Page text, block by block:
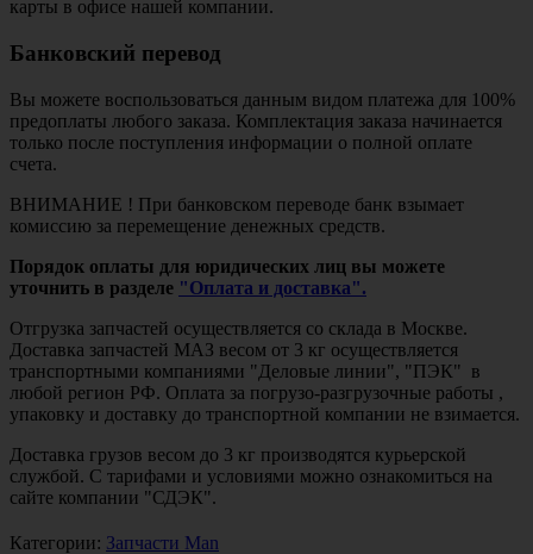
карты в офисе нашей компании.
Банковский перевод
Вы можете воспользоваться данным видом платежа для 100%
предоплаты любого заказа. Комплектация заказа начинается
только после поступления информации о полной оплате
счета.
ВНИМАНИЕ ! При банковском переводе банк взымает
комиссию за перемещение денежных средств.
Порядок оплаты для юридических лиц вы можете
уточнить в разделе "Оплата и доставка".
Отгрузка запчастей осуществляется со склада в Москве.
Доставка запчастей МАЗ весом от 3 кг осуществляется
транспортными компаниями "Деловые линии", "ПЭК" в
любой регион РФ. Оплата за погрузо-разгрузочные работы ,
упаковку и доставку до транспортной компании не взимается.
Доставка грузов весом до 3 кг производятся курьерской
службой. С тарифами и условиями можно ознакомиться на
сайте компании "СДЭК".
Категории: Запчасти Man